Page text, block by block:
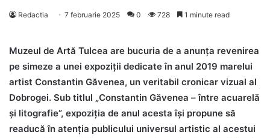
Redactia 7 februarie 2025 0 728 1 minute read
Muzeul de Artă Tulcea are bucuria de a anunța revenirea
pe simeze a unei expoziții dedicate în anul 2019 marelui
artist Constantin Găvenea, un veritabil cronicar vizual al
Dobrogei. Sub titlul „Constantin Găvenea – între acuarelă
și litografie”, expoziția de anul acesta își propune să
readucă în atenția publicului universul artistic al acestui